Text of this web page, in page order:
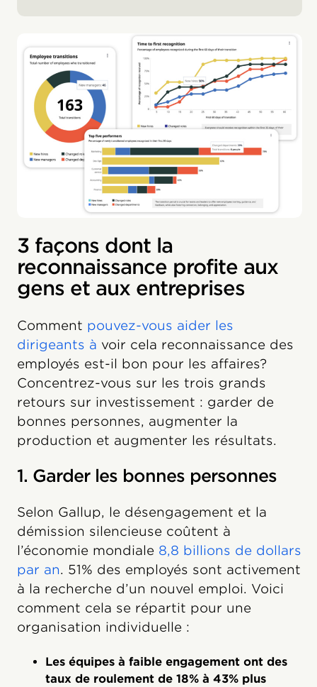
3 façons dont la
reconnaissance profite aux
gens et aux entreprises
Comment pouvez-vous aider les
dirigeants à voir cela reconnaissance des
employés est-il bon pour les affaires?
Concentrez-vous sur les trois grands
retours sur investissement : garder de
bonnes personnes, augmenter la
production et augmenter les résultats.
1. Garder les bonnes personnes
Selon Gallup, le désengagement et la
démission silencieuse coûtent à
l’économie mondiale 8,8 billions de dollars
par an. 51% des employés sont activement
à la recherche d’un nouvel emploi. Voici
comment cela se répartit pour une
organisation individuelle :
Les équipes à faible engagement ont des
taux de roulement de 18% à 43% plus